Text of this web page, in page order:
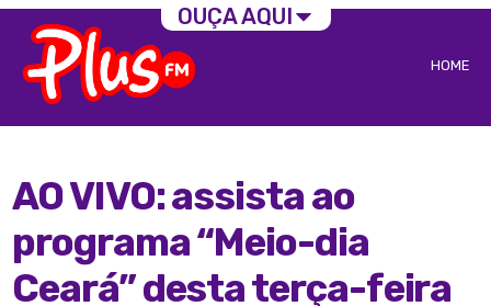
HOME
AO VIVO: assista ao
programa “Meio-dia
Ceará” desta terça-feira
OUÇA AQUI